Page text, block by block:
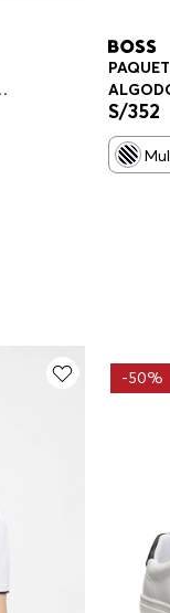
BOXER
S/352
-50%